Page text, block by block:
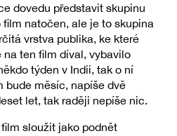
dovedu představit skupinu
natočen, ale je to skupina
vrstva publika, ke které
na ten film díval, vybavilo
týden v Indii, tak o ní
bude měsíc, napíše dvě
let, tak raději nepíše nic.
sloužit jako podnět